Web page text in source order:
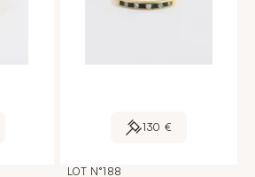
130 €
LOT N°188